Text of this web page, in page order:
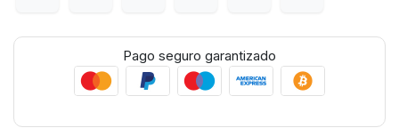
Pago seguro garantizado